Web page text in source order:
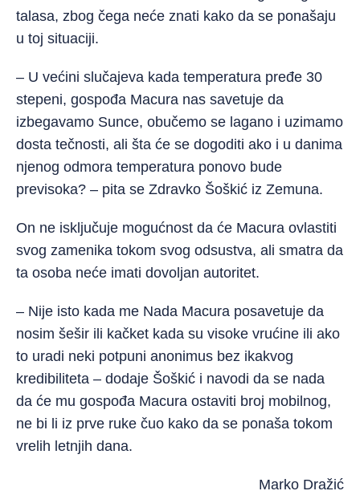
talasa, zbog čega neće znati kako da se ponašaju
u toj situaciji.
– U većini slučajeva kada temperatura pređe 30
stepeni, gospođa Macura nas savetuje da
izbegavamo Sunce, obučemo se lagano i uzimamo
dosta tečnosti, ali šta će se dogoditi ako i u danima
njenog odmora temperatura ponovo bude
previsoka? – pita se Zdravko Šoškić iz Zemuna.
On ne isključuje mogućnost da će Macura ovlastiti
svog zamenika tokom svog odsustva, ali smatra da
ta osoba neće imati dovoljan autoritet.
– Nije isto kada me Nada Macura posavetuje da
nosim šešir ili kačket kada su visoke vrućine ili ako
to uradi neki potpuni anonimus bez ikakvog
kredibiliteta – dodaje Šoškić i navodi da se nada
da će mu gospođa Macura ostaviti broj mobilnog,
ne bi li iz prve ruke čuo kako da se ponaša tokom
vrelih letnjih dana.
Marko Dražić